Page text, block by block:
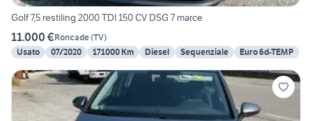
Golf 7,5 restiling 2000 TDI 150 CV DSG 7 marce
11.000 €Roncade(TV)
Usato
07/2020 171000 Km Diesel Sequenziale Euro 6d-TEMP